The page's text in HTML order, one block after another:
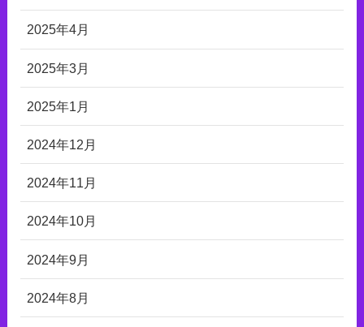
2025年4月
2025年3月
2025年1月
2024年12月
2024年11月
2024年10月
2024年9月
2024年8月